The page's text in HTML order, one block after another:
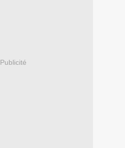
Publicité